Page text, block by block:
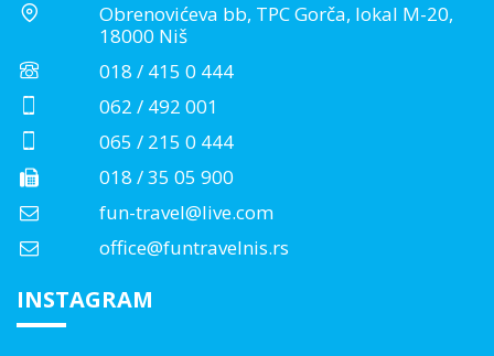
Obrenovićeva bb, TPC Gorča, lokal M-20,
18000 Niš
018 / 415 0 444
062 / 492 001
065 / 215 0 444
018 / 35 05 900
fun-travel@live.com
office@funtravelnis.rs
INSTAGRAM